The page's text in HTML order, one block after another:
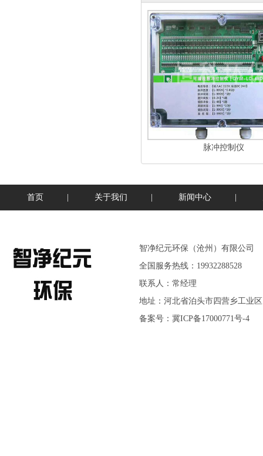
脉冲控制仪
首页 关于我们 新闻中心
智净纪元环保（沧州）有限公司
全国服务热线：19932288528
联系人：常经理
地址：河北省泊头市四营乡工业区
备案号： 冀ICP备17000771号-4